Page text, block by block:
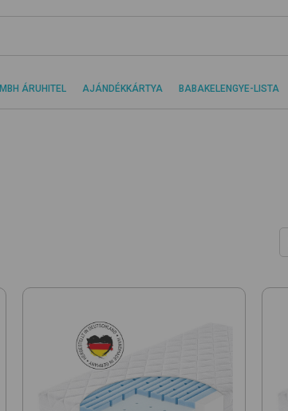
MBH ÁRUHITEL AJÁNDÉKKÁRTYA BABAKELENGYE-LISTA